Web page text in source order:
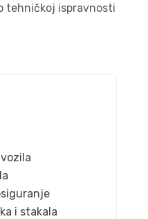
tehničkoj ispravnosti
i stakala